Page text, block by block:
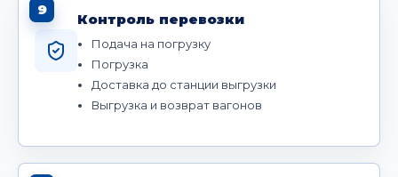
9
Контроль перевозки
Подача на погрузку
Погрузка
Доставка до станции выгрузки
Выгрузка и возврат вагонов